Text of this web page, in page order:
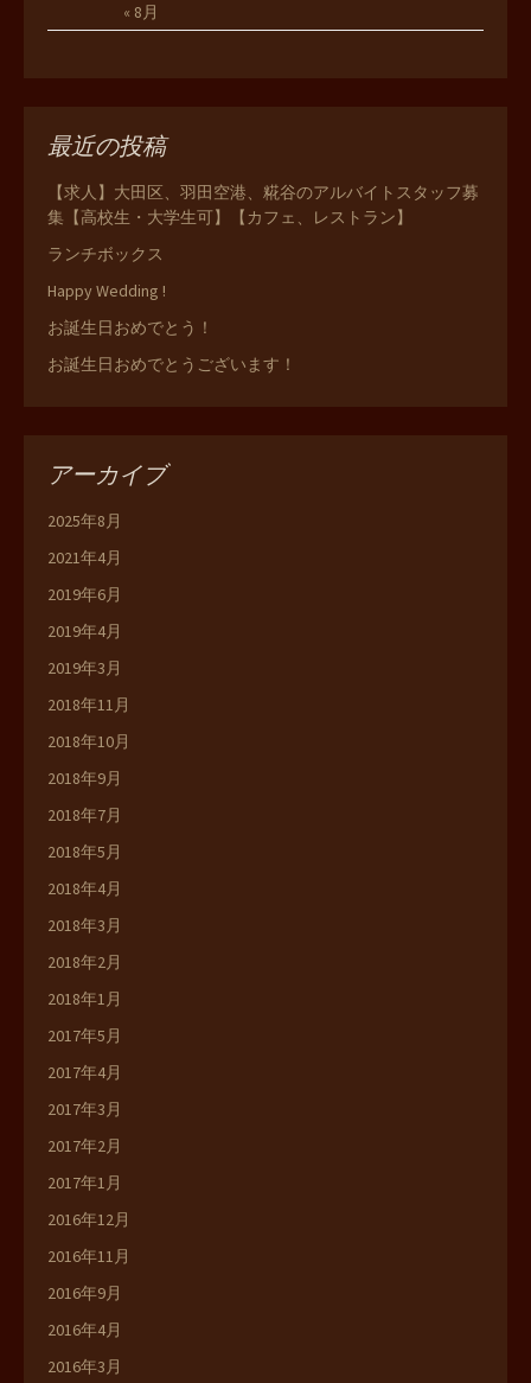
« 8月
最近の投稿
【求人】大田区、羽田空港、糀谷のアルバイトスタッフ募
集【高校生・大学生可】【カフェ、レストラン】
ランチボックス
Happy Wedding !
お誕生日おめでとう！
お誕生日おめでとうございます！
アーカイブ
2025年8月
2021年4月
2019年6月
2019年4月
2019年3月
2018年11月
2018年10月
2018年9月
2018年7月
2018年5月
2018年4月
2018年3月
2018年2月
2018年1月
2017年5月
2017年4月
2017年3月
2017年2月
2017年1月
2016年12月
2016年11月
2016年9月
2016年4月
2016年3月